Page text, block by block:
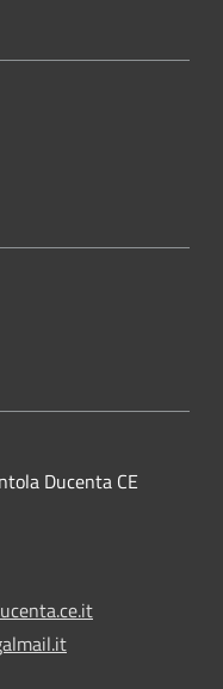
Ducenta CE